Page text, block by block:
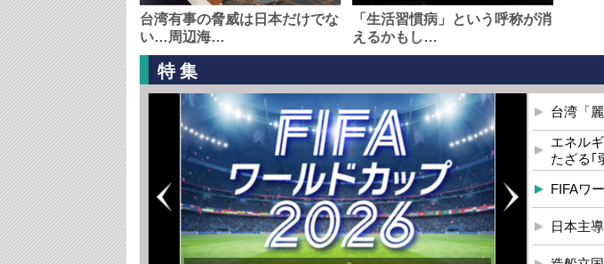
台湾有事の脅威は日本だけでな
い…周辺海…
「生活習慣病」という呼称が消
えるかもし…
特集
台湾「
エネル
たざる｢
FIFAワ
日本主